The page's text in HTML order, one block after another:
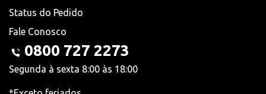
Status do Pedido
Fale Conosco
0800 727 2273
Segunda à sexta 8:00 às 18:00